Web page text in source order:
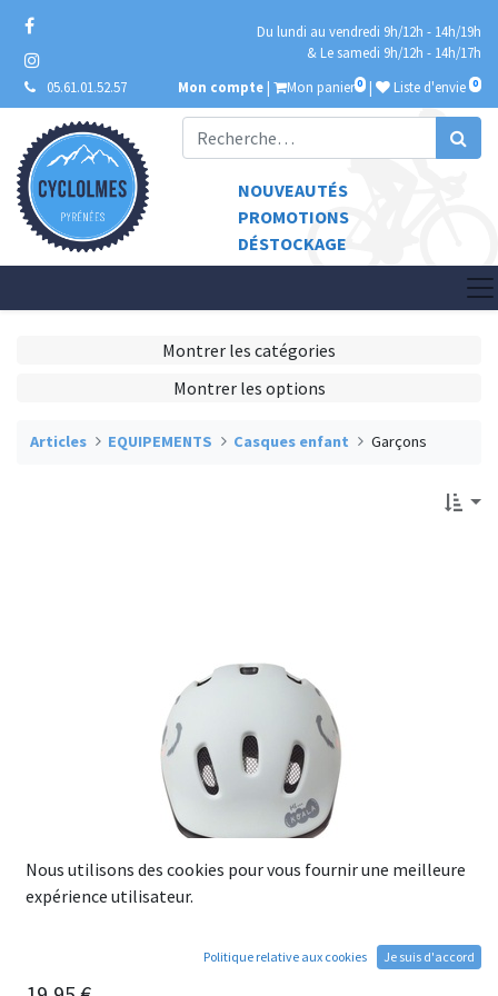
Du lundi au vendredi 9h/12h - 14h/19h
& Le samedi 9h/12h - 14h/17h
05.61.01.52.57
Mon compte | Mon panier 0 | Liste d'envie 0
NOUVEAUTÉS
PROMOTIONS
DÉSTOCKAGE
Montrer les catégories
Montrer les options
Articles EQUIPEMENTS Casques enfant Garçons
Casque Enfant POLISPORT KOALA Gris - (44-48)
Nous utilisons des cookies pour vous fournir une meilleure
expérience utilisateur.
Politique relative aux cookies Je suis d'accord